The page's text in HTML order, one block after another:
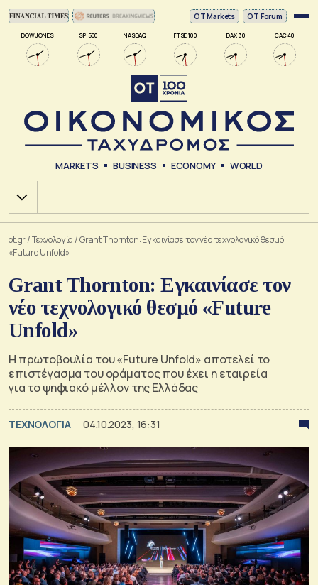
DOW JONES SP 500 NASDAQ FTSE 100 DAX 30 CAC 40
ΟΤ Markets OT Forum
MARKETS BUSINESS ECONOMY WORLD
Χ.Α.
ot.gr/Τεχνολογία /Grant Thornton: Εγκαινίασε τον νέο τεχνολογικό θεσμό
«Future Unfold»
Grant Thornton: Εγκαινίασε τον
νέο τεχνολογικό θεσμό «Future
Unfold»
H πρωτοβουλία του «Future Unfold» αποτελεί το
επιστέγασμα του οράματος που έχει η εταιρεία
για το ψηφιακό μέλλον της Ελλάδας
ΤΕΧΝΟΛΟΓΙΑ 04.10.2023, 16:31